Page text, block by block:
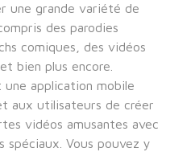
une grande variété de
des parodies
comiques, des vidéos
bien plus encore.
application mobile
aux utilisateurs de créer
vidéos amusantes avec
spéciaux. Vous pouvez y